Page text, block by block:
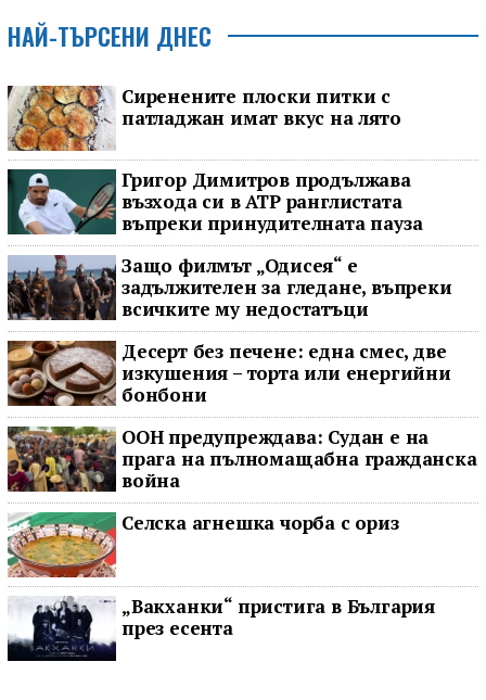
НАЙ-ТЪРСЕНИ ДНЕС
Сиренените плоски питки с
патладжан имат вкус на лято
Григор Димитров продължава
възхода си в ATP ранглистата
въпреки принудителната пауза
Защо филмът „Одисея“ е
задължителен за гледане, въпреки
всичките му недостатъци
Десерт без печене: една смес, две
изкушения – торта или енергийни
бонбони
ООН предупреждава: Судан е на
прага на пълномащабна гражданска
война
Селска агнешка чорба с ориз
„Вакханки“ пристига в България
през есента